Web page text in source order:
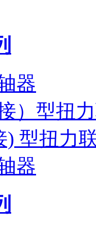
器
）型扭
) 型扭力
器